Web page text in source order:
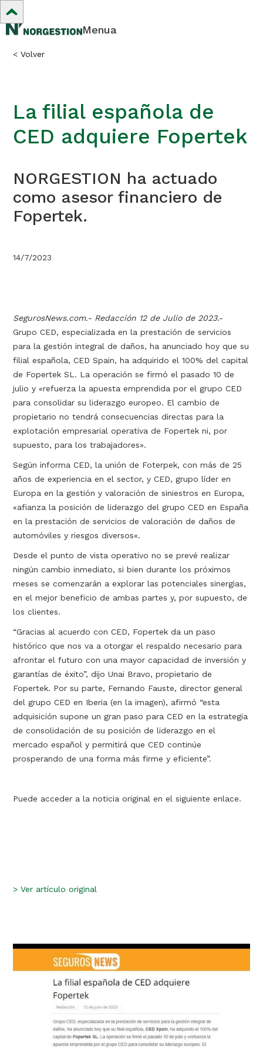
Menua
< Volver
La filial española de
CED adquiere Fopertek
NORGESTION ha actuado
como asesor financiero de
Fopertek.
14/7/2023
SegurosNews.com.- Redacción 12 de Julio de 2023.-
Grupo CED, especializada en la prestación de servicios
para la gestión integral de daños, ha anunciado hoy que su
filial española, CED Spain, ha adquirido el 100% del capital
de Fopertek SL. La operación se firmó el pasado 10 de
julio y «refuerza la apuesta emprendida por el grupo CED
para consolidar su liderazgo europeo. El cambio de
propietario no tendrá consecuencias directas para la
explotación empresarial operativa de Fopertek ni, por
supuesto, para los trabajadores».
Según informa CED, la unión de Foterpek, con más de 25
años de experiencia en el sector, y CED, grupo líder en
Europa en la gestión y valoración de siniestros en Europa,
«afianza la posición de liderazgo del grupo CED en España
en la prestación de servicios de valoración de daños de
automóviles y riesgos diversos«.
Desde el punto de vista operativo no se prevé realizar
ningún cambio inmediato, si bien durante los próximos
meses se comenzarán a explorar las potenciales sinergias,
en el mejor beneficio de ambas partes y, por supuesto, de
los clientes.
“Gracias al acuerdo con CED, Fopertek da un paso
histórico que nos va a otorgar el respaldo necesario para
afrontar el futuro con una mayor capacidad de inversión y
garantías de éxito”, dijo Unai Bravo, propietario de
Fopertek. Por su parte, Fernando Fauste, director general
del grupo CED en Iberia (en la imagen), afirmó “esta
adquisición supone un gran paso para CED en la estrategia
de consolidación de su posición de liderazgo en el
mercado español y permitirá que CED continúe
prosperando de una forma más firme y eficiente”.
Puede acceder a la noticia original en el siguiente enlace.
> Ver artículo original